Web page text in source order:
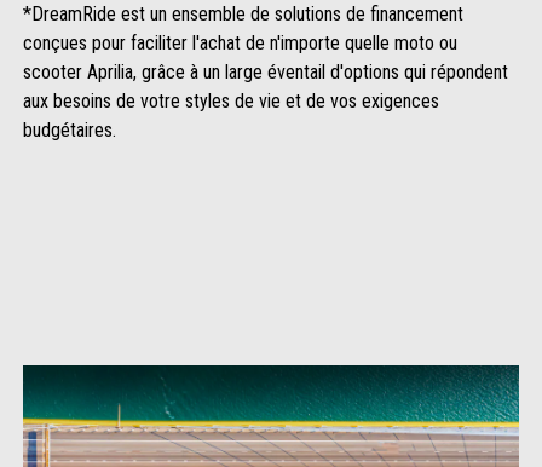
*DreamRide est un ensemble de solutions de financement
conçues pour faciliter l'achat de n'importe quelle moto ou
scooter Aprilia, grâce à un large éventail d'options qui répondent
aux besoins de votre styles de vie et de vos exigences
budgétaires.